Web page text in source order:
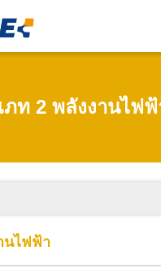
ภท 2 พลังงานไฟฟ้
นไฟฟ้า